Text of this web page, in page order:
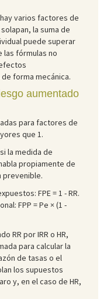
varios factores de
la suma de
puede superar
las fórmulas no
forma mecánica.
aumentado
para factores de
que 1.
la medida de
propiamente de
prevenible.
FPE = 1 - RR.
FPP = Pe × (1 -
RR por IRR o HR,
para calcular la
de tasas o el
los supuestos
y, en el caso de HR,